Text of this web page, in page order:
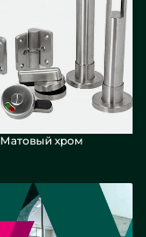
Матовый хром